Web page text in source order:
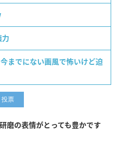
力
までにない画風で怖いけど迫
磨の表情がとっても豊かです